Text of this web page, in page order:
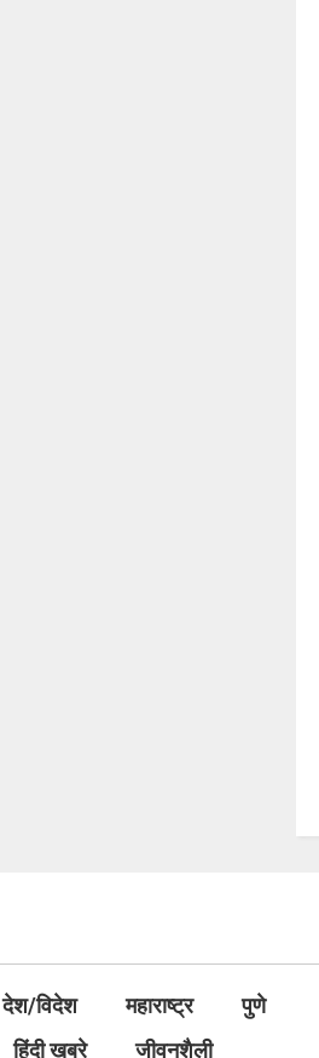
देश/विदेश महाराष्ट्र
पुणे
हिंदी खबरे जीवनशैली